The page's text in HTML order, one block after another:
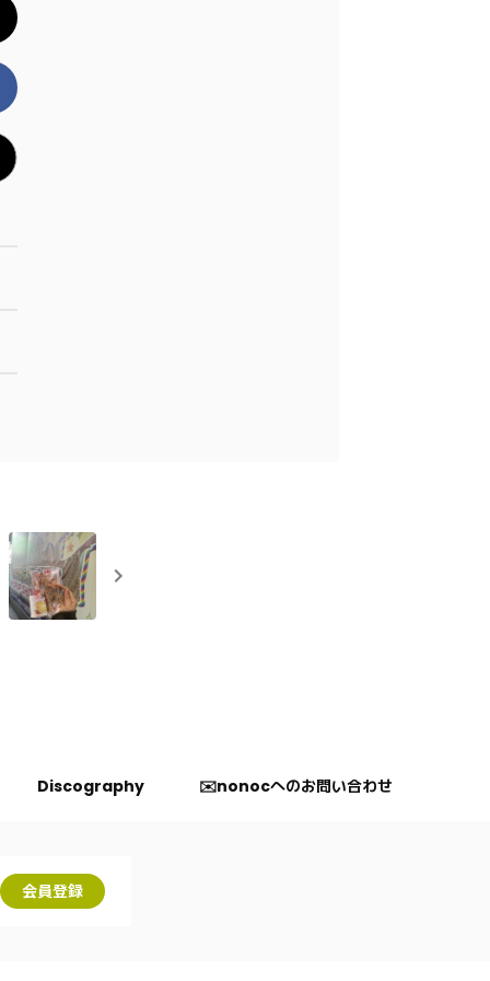
Discography ✉️nonocへのお問い合わせ
会員登録